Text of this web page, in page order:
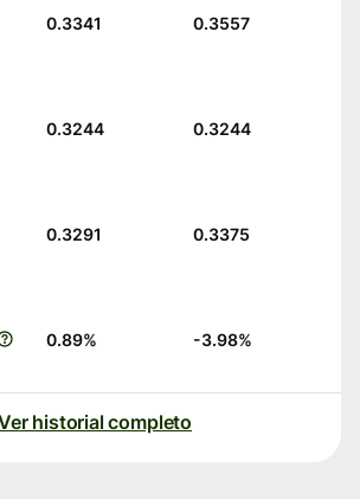
0.3341 0.3557
0.3244 0.3244
0.3291 0.3375
0.89% -3.98%
historial completo